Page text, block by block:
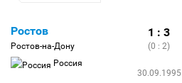
Ростов
Ростов-на-Дону
Россия
1 : 3
(0 : 2)
30.09.1995